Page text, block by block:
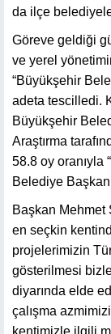
da ilçe
Göreve geldiği
ve yerel
“Büyükşehir
adeta tescilledi.
Büyükşehir
Araştırma
58.8 oy oranıyla
Belediye
Başkan Mehmet
en seçkin
projelerimizin
gösterilmesi
diyarında elde
çalışma
kentimizle ilgili